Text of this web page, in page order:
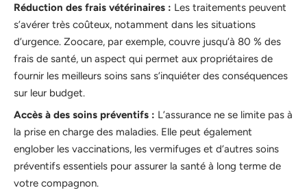
Réduction des frais vétérinaires : Les traitements peuvent
s’avérer très coûteux, notamment dans les situations
d’urgence. Zoocare, par exemple, couvre jusqu’à 80 % des
frais de santé, un aspect qui permet aux propriétaires de
fournir les meilleurs soins sans s’inquiéter des conséquences
sur leur budget.
Accès à des soins préventifs : L’assurance ne se limite pas à
la prise en charge des maladies. Elle peut également
englober les vaccinations, les vermifuges et d’autres soins
préventifs essentiels pour assurer la santé à long terme de
votre compagnon.